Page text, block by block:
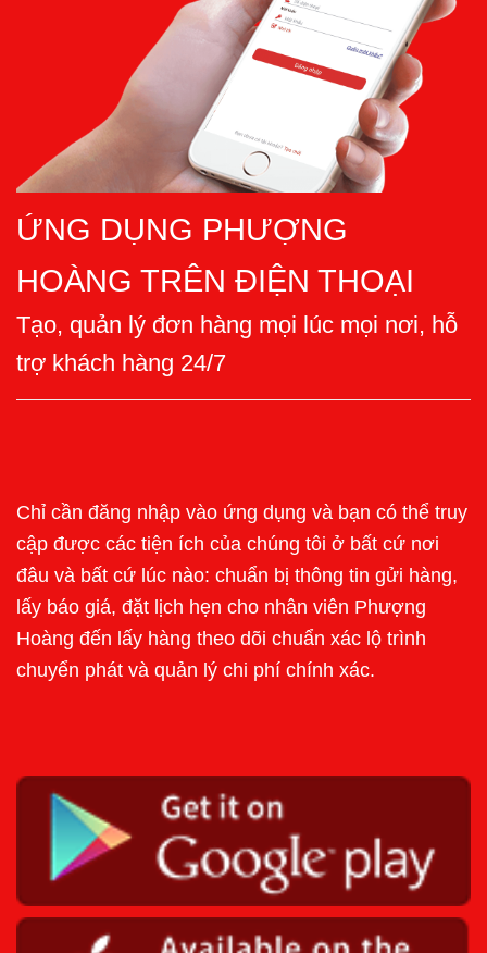
ỨNG DỤNG PHƯỢNG
HOÀNG TRÊN ĐIỆN THOẠI
Tạo, quản lý đơn hàng mọi lúc mọi nơi, hỗ
trợ khách hàng 24/7
Chỉ cần đăng nhập vào ứng dụng và bạn có thể truy
cập được các tiện ích của chúng tôi ở bất cứ nơi
đâu và bất cứ lúc nào: chuẩn bị thông tin gửi hàng,
lấy báo giá, đặt lịch hẹn cho nhân viên Phượng
Hoàng đến lấy hàng theo dõi chuẩn xác lộ trình
chuyển phát và quản lý chi phí chính xác.